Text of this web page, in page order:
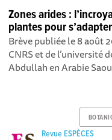
Zones arides :
plantes pour
Brève publiée le 8 août
CNRS et de l’université
Abdullah en Arabie
Revue ESPÈCES